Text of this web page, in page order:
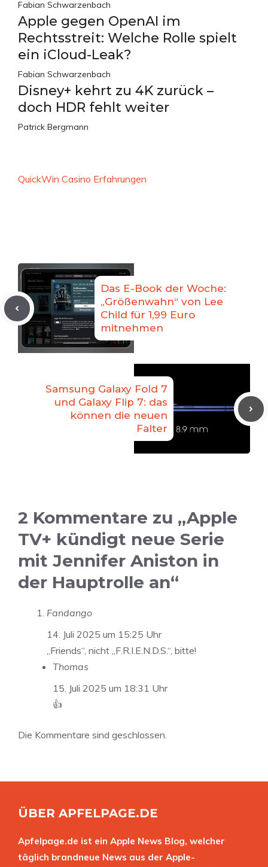
Fabian Schwarzenbach
Apple gegen OpenAI im
Rechtsstreit: Welche Rolle spielt
ein iCloud-Leak?
Fabian Schwarzenbach
Disney+ kehrt zu 4K zurück –
doch HDR fehlt weiter
Patrick Bergmann
QuickWin Casino Erfahrungen
Das E-Book der Woche:
„Größenwahn“ von Lee
Child für 1,99 Euro
mitnehmen
Samsung Galaxy Fold 7
und Galaxy Flip 7: das
können die neuen
Falter
2 Kommentare zu „Apple
TV+ kündigt neue Serie
mit Jennifer Aniston in
der Hauptrolle an“
Fandango
14. Juli 2025 um 15:25 Uhr
„Friends“, nicht „F.R.I.E.N.D.S.“, bitte!
Thomas
15. Juli 2025 um 18:31 Uhr
👍
Die Kommentare sind geschlossen.
ÜBER APFELPAGE.DE
Apfelpage.de ist ein Apple News Blog, welcher
täglich brandneue News aus der Apple-